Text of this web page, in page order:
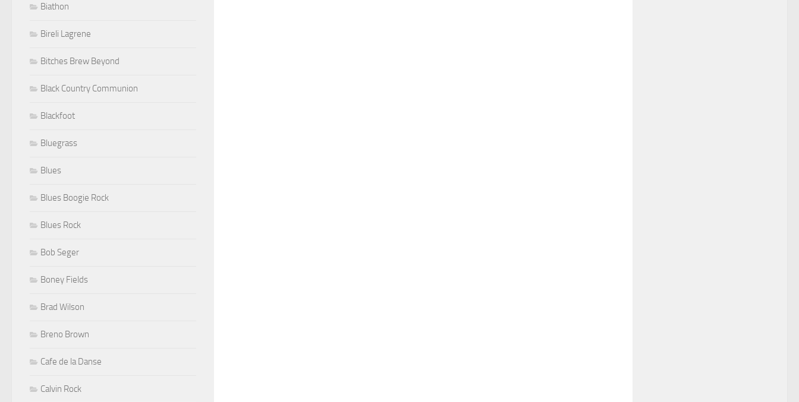
Biathon
Bireli Lagrene
Bitches Brew Beyond
Black Country Communion
Blackfoot
Bluegrass
Blues
Blues Boogie Rock
Blues Rock
Bob Seger
Boney Fields
Brad Wilson
Breno Brown
Cafe de la Danse
Calvin Rock